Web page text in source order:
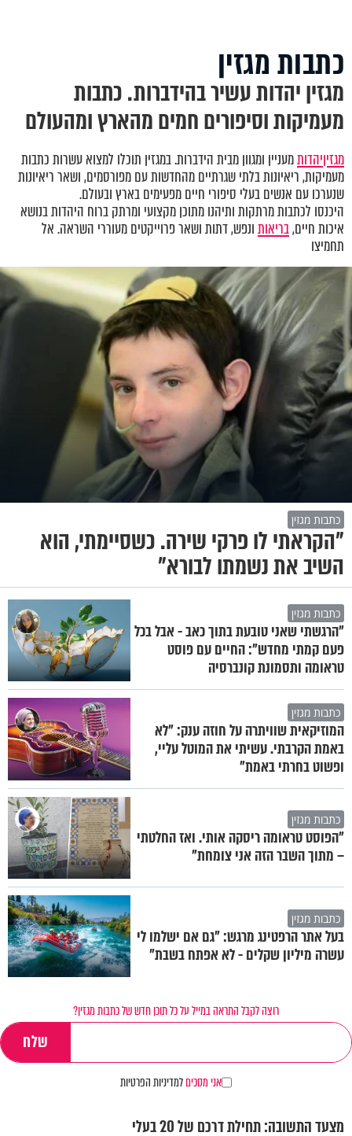
כתבות מגזין
מגזין יהדות עשיר בהידברות. כתבות
מעמיקות וסיפורים חמים מהארץ ומהעולם
מגזיןיהדותמעניין ומגוון מבית הידברות. במגזין תוכלו למצוא עשרות כתבות
מעמיקות, ריאיונות בלתי שגרתיים מהחדשות עם מפורסמים, ושאר ריאיונות
שנערכו עם אנשים בעלי סיפורי חיים מפעימים בארץ ובעולם.
היכנסו לכתבות מרתקות ותיהנו מתוכן מקצועי ומרתק ברוח היהדות בנושא
איכות חיים,בריאותונפש, דתות ושאר פרוייקטים מעוררי השראה. אל
תחמיצו
כתבות מגזין
"הקראתי לו פרקי שירה. כשסיימתי, הוא
השיב את נשמתו לבורא"
כתבות מגזין
"הרגשתי שאני טובעת בתוך כאב - אבל בכל
פעם קמתי מחדש": החיים עם פוסט
טראומה ותסמונת קונברסיה
כתבות מגזין
המוזיקאית שוויתרה על חוזה ענק: "לא
באמת הקרבתי. עשיתי את המוטל עליי,
ופשוט בחרתי באמת"
כתבות מגזין
"הפוסט טראומה ריסקה אותי. ואז החלטתי
– מתוך השבר הזה אני צומחת"
כתבות מגזין
בעל אתר הרפטינג מרגש: "גם אם ישלמו לי
עשרה מיליון שקלים - לא אפתח בשבת"
רוצה לקבל התראה במייל על כל תוכן חדש של כתבות מגזין?
אני מסכיםלמדיניות הפרטיות
מצעד התשובה: תחילת דרכם של 20 בעלי